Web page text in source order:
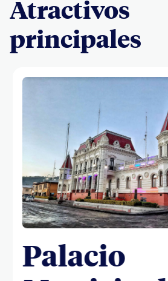
Atractivos
principales
Palacio